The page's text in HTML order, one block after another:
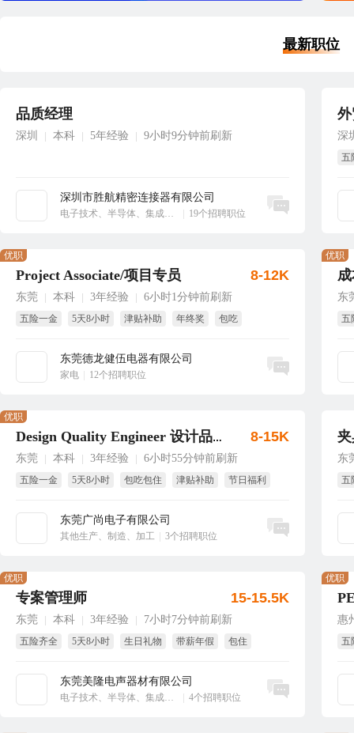
最新职位
品质经理
深圳 本科 5年经验 9小时9分钟前刷新
深圳市胜航精密连接器有限公司
电子技术、半导体、集成电路 19个招聘职位
立即沟通
深
五
Project Associate/项目专员
东莞 本科 3年经验 6小时1分钟前刷新
五险一金 5天8小时 津贴补助 年终奖
包吃
东莞德龙健伍电器有限公司
家电 12个招聘职位
优职
8-12K
立即沟通
东
五
优职
Design Quality Engineer 设计品质工程师
东莞 本科 3年经验 6小时55分钟前刷新
五险一金 5天8小时 包吃包住 津贴补助
节日福利
东莞广尚电子有限公司
其他生产、制造、加工 3个招聘职位
优职
8-15K
立即沟通
东
五
专案管理师
东莞 本科 3年经验 7小时7分钟前刷新
五险齐全 5天8小时 生日礼物 带薪年假 包住
东莞美隆电声器材有限公司
电子技术、半导体、集成电路 4个招聘职位
优职
15-15.5K
立即沟通
惠
五
优职